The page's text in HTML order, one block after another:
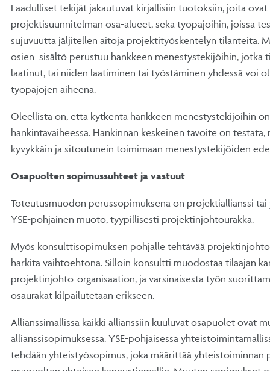
Laadulliset tekijät jakautuvat kirjallisiin tuotoksiin, joita
projektisuunnitelman osa-alueet, sekä työpajoihin, joissa
sujuvuutta jäljitellen aitoja projektityöskentelyn tilanteita.
osien sisältö perustuu hankkeen menestystekijöihin, jotka
laatinut, tai niiden laatiminen tai työstäminen yhdessä voi
työpajojen aiheena.
Oleellista on, että kytkentä hankkeen menestystekijöihin
hankintavaiheessa. Hankinnan keskeinen tavoite on
kyvykkäin ja sitoutunein toimimaan menestystekijöiden
Osapuolten sopimussuhteet ja vastuut
Toteutusmuodon perussopimuksena on projektiallianssi
YSE-pohjainen muoto, tyypillisesti projektinjohtourakka.
Myös konsulttisopimuksen pohjalle tehtävää
harkita vaihtoehtona. Silloin konsultti muodostaa tilaajan
projektinjohto-organisaation, ja varsinaisesta työn
osaurakat kilpailutetaan erikseen.
Allianssimallissa kaikki allianssiin kuuluvat osapuolet ovat
allianssisopimuksessa. YSE-pohjaisessa
tehdään yhteistyösopimus, joka määrittää yhteistoiminnan